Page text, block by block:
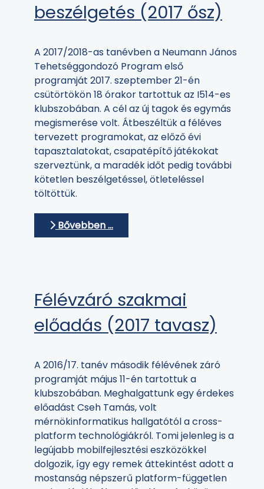
beszélgetés (2017 ősz)
A 2017/2018-as tanévben a Neumann János
Tehetséggondozó Program első
programját 2017. szeptember 21-én
csütörtökön 18 órakor tartottuk az I514-es
klubszobában. A cél az új tagok és egymás
megismerése volt. Átbeszéltük a féléves
tervezett programokat, az előző évi
tapasztalatokat, csapatépítő játékokat
szerveztünk, a maradék időt pedig további
kötetlen beszélgetéssel, ötleteléssel
töltöttük.
Bővebben …
Félévzáró szakmai
előadás (2017 tavasz)
A 2016/17. tanév második félévének záró
programját május 11-én tartottuk a
klubszobában. Meghalgattunk egy érdekes
előadást Cseh Tamás, volt
mérnökinformatikus hallgatótól a cross-
platform technológiákról. Tomi jelenleg is a
legújabb mobilfejlesztési eszközökkel
dolgozik, így egy remek áttekintést adott a
mostanság népszerű platform-független